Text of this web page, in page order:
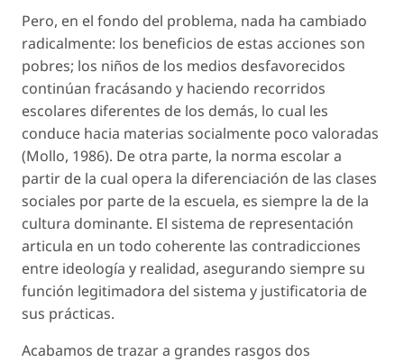
Pero, en el fondo del problema, nada ha cambiado
radicalmente: los beneficios de estas acciones son
pobres; los niños de los medios desfavorecidos
continúan fracásando y haciendo recorridos
escolares diferentes de los demás, lo cual les
conduce hacia materias socialmente poco valoradas
(Mollo, 1986). De otra parte, la norma escolar a
partir de la cual opera la diferenciación de las clases
sociales por parte de la escuela, es siempre la de la
cultura dominante. El sistema de representación
articula en un todo coherente las contradicciones
entre ideología y realidad, asegurando siempre su
función legitimadora del sistema y justificatoria de
sus prácticas.
Acabamos de trazar a grandes rasgos dos